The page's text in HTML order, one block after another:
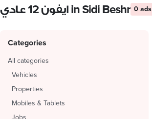
ايفون 12 عادي in Sidi Beshr 0 ads
Categories
All categories
Vehicles
Properties
Mobiles & Tablets
Jobs